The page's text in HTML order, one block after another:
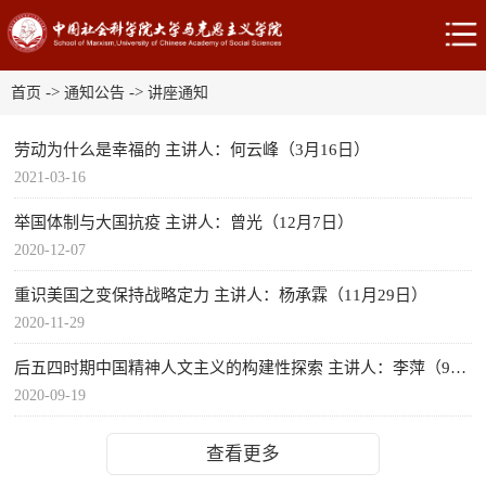
首页 -> 通知公告 -> 讲座通知
劳动为什么是幸福的 主讲人：何云峰（3月16日）
2021-03-16
举国体制与大国抗疫 主讲人：曾光（12月7日）
2020-12-07
重识美国之变保持战略定力 主讲人：杨承霖（11月29日）
2020-11-29
后五四时期中国精神人文主义的构建性探索 主讲人：李萍（9月19日）
2020-09-19
查看更多